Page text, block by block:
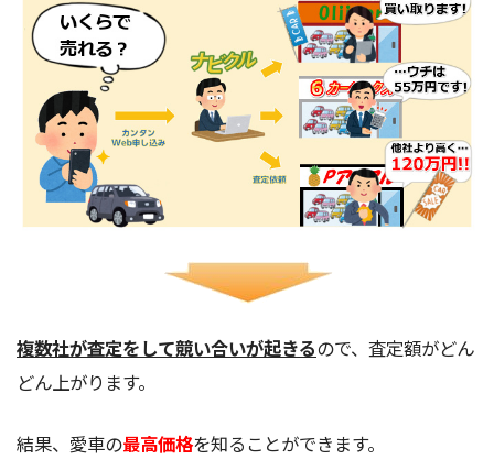
複数社が査定をして競い合いが起きるので、査定額がどん
どん上がります。
結果、愛車の最高価格を知ることができます。